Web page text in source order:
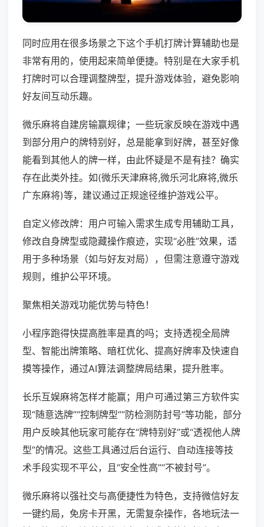
同时应用在很多场景之下这个手机打牌计算辅助也是
非常有用的，使用起来简单便捷。特别是在大家手机
打牌时可以合理调整牌型，提升游戏体验，避免影响
好友间互动乐趣。
微乐麻将自建房输赢规律；一些玩家反映在游戏中遇
到部分用户的牌特别好，总是能拿到好牌，甚至好像
能看到其他人的牌一样，由此怀疑是不是有挂？确实
存在此类外挂。如(微乐天津麻将,微乐河北麻将,微乐
广东麻将)等，建议通过正规途径维护游戏公平。
自定义修改牌：用户可输入需求生成专用辅助工具，
修改自身牌型或隐藏操作痕迹，实现“必胜”效果，适
用于多种场景（如与好友对局），但需注意遵守游戏
规则，维护公平环境。
聚焦相关游戏功能优势与特色！
小程序跑得快提高胜率是真的吗；支持透视全局牌
型、智能出牌策略、暗杠优化、提高好牌率及快速自
摸等操作，通过AI算法调整牌局结果，提升胜率。
长乐互娱麻将怎样才能赢；用户可通过第三方软件实
现“随意选牌”“控制牌型”“防检测防封号”等功能，部分
用户反映其他玩家可能存在“牌特别好”或“透视他人牌
型”的情况。这些工具通过后台运行、自动连接等技
术手段实现不平公，且“安全性高”“不被封号”。
微乐麻将以强社交与高便捷性为特色，支持微信好友
一键约局，免房卡开黑，无需复杂操作，各地玩法一